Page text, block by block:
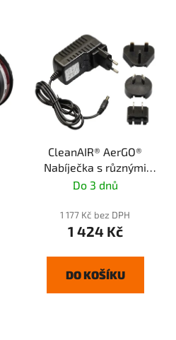
CleanAIR® AerGO®
Nabíječka s různými
adaptéry
Do 3 dnů
1 177 Kč bez DPH
1 424 Kč
DO KOŠÍKU